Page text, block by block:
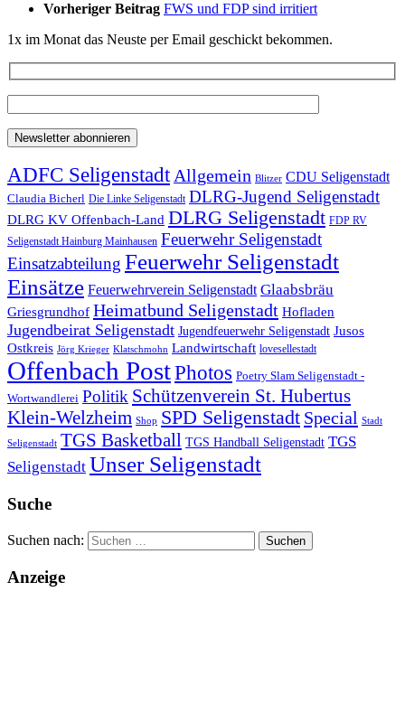
Vorheriger Beitrag FWS und FDP sind irritiert
1x im Monat das Neuste per Email geschickt bekommen.
ADFC SeligenstadtAllgemein Blitzer CDU Seligenstadt
Claudia Bicherl Die Linke Seligenstadt DLRG-Jugend Seligenstadt
DLRG KV Offenbach-Land DLRG Seligenstadt FDP RV
Seligenstadt Hainburg Mainhausen Feuerwehr Seligenstadt
Einsatzabteilung Feuerwehr Seligenstadt
Einsätze Feuerwehrverein Seligenstadt Glaabsbräu
Griesgrundhof Heimatbund Seligenstadt Hofladen
Jugendbeirat Seligenstadt Jugendfeuerwehr Seligenstadt Jusos
Ostkreis Jörg Krieger Klatschmohn Landwirtschaft lovesellestadt
Offenbach PostPhotos Poetry Slam Seligenstadt -
Wortwandlerei Politik Schützenverein St. Hubertus
Klein-Welzheim Shop SPD Seligenstadt Special Stadt
Seligenstadt TGS Basketball TGS Handball Seligenstadt TGS
Seligenstadt Unser Seligenstadt
Suche
Suchen nach:
Anzeige